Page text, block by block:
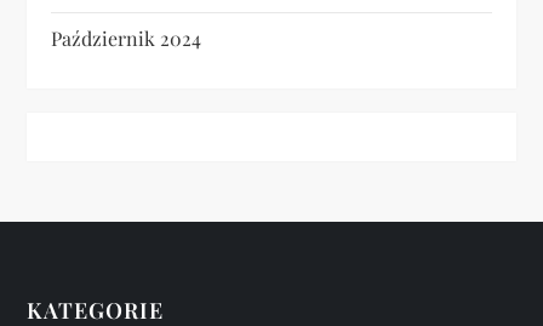
Październik 2024
KATEGORIE